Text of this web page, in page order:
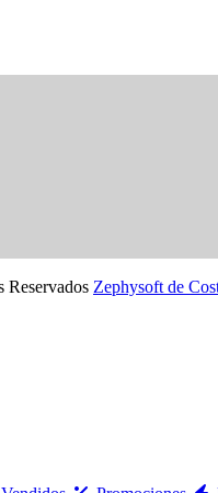
Zephysoft de